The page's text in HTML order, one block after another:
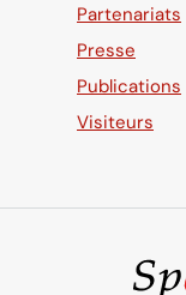
Partenariats
Presse
Publications
Visiteurs